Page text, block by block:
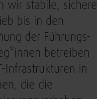
wir stabile, sichere
bis in den
der Führungs-
betreiben
Infrastrukturen in
die die